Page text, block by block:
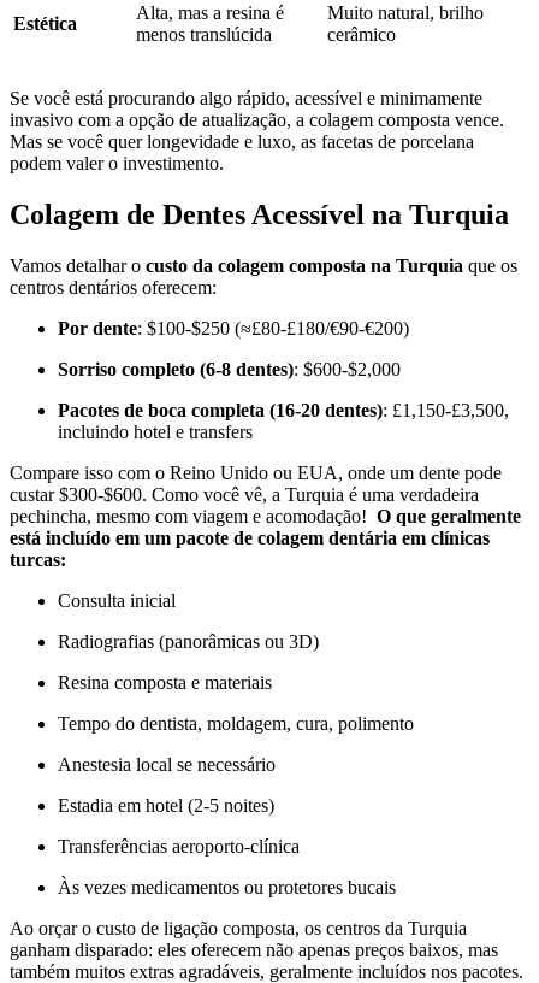
Estética
Alta, mas a resina é
menos translúcida
Muito natural, brilho
cerâmico
Se você está procurando algo rápido, acessível e minimamente
invasivo com a opção de atualização, a colagem composta vence.
Mas se você quer longevidade e luxo, as facetas de porcelana
podem valer o investimento.
Colagem de Dentes Acessível na Turquia
Vamos detalhar o custo da colagem composta na Turquia que os
centros dentários oferecem:
Por dente: $100-$250 (≈£80-£180/€90-€200)
Sorriso completo (6-8 dentes): $600-$2,000
Pacotes de boca completa (16-20 dentes): £1,150-£3,500,
incluindo hotel e transfers
Compare isso com o Reino Unido ou EUA, onde um dente pode
custar $300-$600. Como você vê, a Turquia é uma verdadeira
pechincha, mesmo com viagem e acomodação! O que geralmente
está incluído em um pacote de colagem dentária em clínicas
turcas:
Consulta inicial
Radiografias (panorâmicas ou 3D)
Resina composta e materiais
Tempo do dentista, moldagem, cura, polimento
Anestesia local se necessário
Estadia em hotel (2-5 noites)
Transferências aeroporto-clínica
Às vezes medicamentos ou protetores bucais
Ao orçar o custo de ligação composta, os centros da Turquia
ganham disparado: eles oferecem não apenas preços baixos, mas
também muitos extras agradáveis, geralmente incluídos nos pacotes.